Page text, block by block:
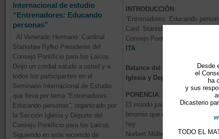
Internacional de estudio
“Entrenadores: Educando
personas”
Al Venerado Hermano Cardinal
Stanisław Ryłko Presidente del
Consejo Pontificio para los Laicos
Dirijo un cordial saludo a usted y a
todos los participantes en el
Seminario Internacional de Estudio
que lleva por tema “Entrenadores:
Educando personas”, organizado por
la Sección Iglesia y Deporte del
Consejo Pontificio para los Laicos.
Siguiendo en este recorrido de
INTRODUCCIÓN :
“Entrenadores: Educando
Card. Stanisław Ryłko,
Consejo Pontificio para los
ITA
Balance del trabajo de la
Iglesia y Deporte: 2004-2015
PONENCIA:
El mundo juvenil y el deporte: un
binomio que desafía al
hoy
Norbert Müller, Miembro de la
Desde
el
ha
y sus
Dicasterio
TODO EL